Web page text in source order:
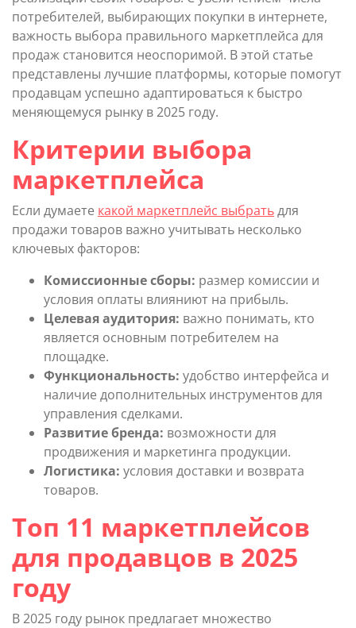
потребителей, выбирающих покупки в интернете,
важность выбора правильного маркетплейса для
продаж становится неоспоримой. В этой статье
представлены лучшие платформы, которые помогут
продавцам успешно адаптироваться к быстро
меняющемуся рынку в 2025 году.
Критерии выбора
маркетплейса
Если думаете какой маркетплейс выбратьдля
продажи товаров важно учитывать несколько
ключевых факторов:
Комиссионные сборы: размер комиссии и
условия оплаты влияниют на прибыль.
Целевая аудитория: важно понимать, кто
является основным потребителем на
площадке.
Функциональность: удобство интерфейса и
наличие дополнительных инструментов для
управления сделками.
Развитие бренда: возможности для
продвижения и маркетинга продукции.
Логистика: условия доставки и возврата
товаров.
Топ 11 маркетплейсов
для продавцов в 2025
году
В 2025 году рынок предлагает множество